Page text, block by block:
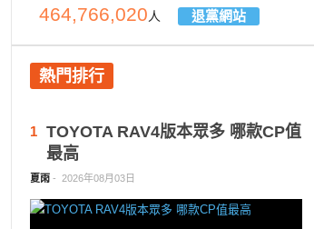
464,766,020人 退黨網站
熱門排行
1
TOYOTA RAV4版本眾多 哪款CP值
最高
夏雨 - 2026年08月03日